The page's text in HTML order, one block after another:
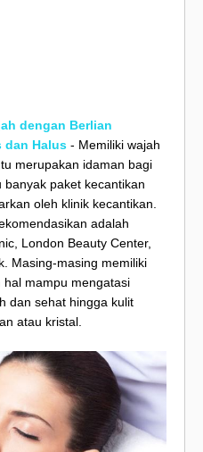
dengan Berlian
dan Halus - Memiliki wajah
merupakan idaman bagi
paket kecantikan
oleh klinik kecantikan.
adalah
London Beauty Center,
Masing-masing memiliki
mampu mengatasi
dan sehat hingga kulit
atau kristal.